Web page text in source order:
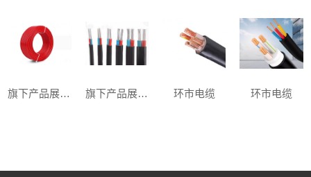
旗下产品展示二 旗下产品展示一 环市电缆 环市电缆